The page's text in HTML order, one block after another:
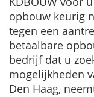
opbouw keurig
tegen een
betaalbare
bedrijf dat u
mogelijkheden
Den Haag,